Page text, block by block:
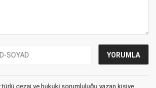
türlü cezai ve hukuki sorumluluğu yazan kişiye